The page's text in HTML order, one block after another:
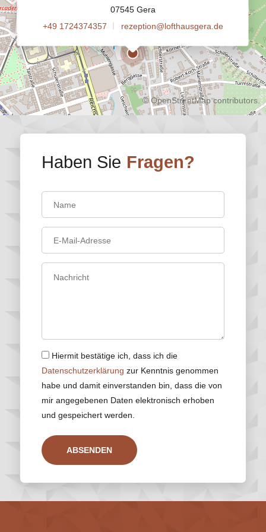
Haben Sie Fragen?
Hiermit bestätige ich, dass ich die
Datenschutzerklärung zur Kenntnis genommen
habe und damit einverstanden bin, dass die von
mir angegebenen Daten elektronisch erhoben
und gespeichert werden.
ABSENDEN
07545 Gera
+49 1724374357
rezeption@lofthausgera.de
©OpenStreetMapcontributors.